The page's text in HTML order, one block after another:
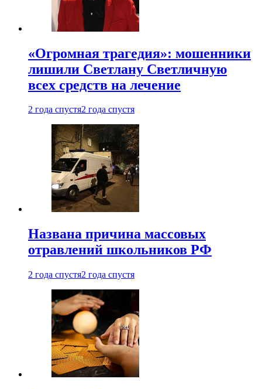
«Огромная трагедия»: мошенники
лишили Светлану Светличную
всех средств на лечение
2 года спустя2 года спустя
Названа причина массовых
отравлений школьников РФ
2 года спустя2 года спустя